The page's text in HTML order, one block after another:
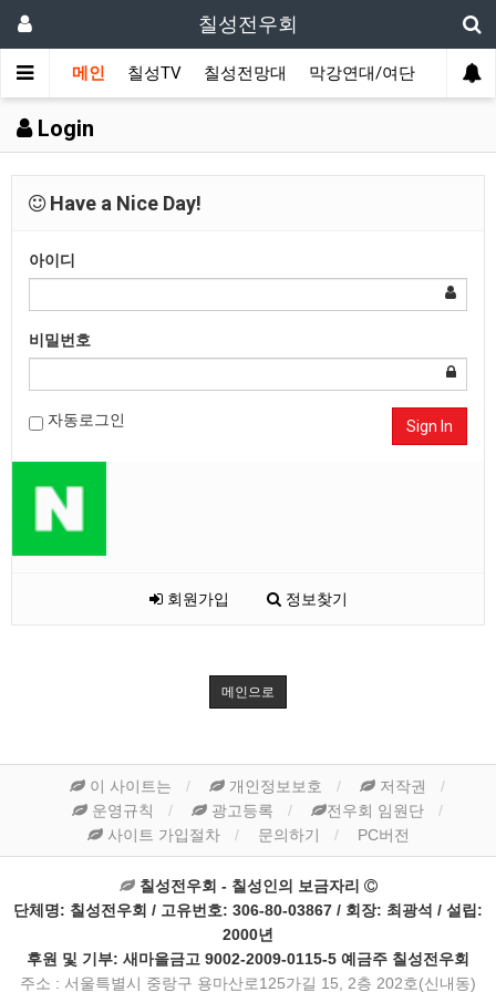
칠성전우회
메인 칠성TV 칠성전망대 막강연대/여단 사단
Login
Have a Nice Day!
아이디
비밀번호
자동로그인 Sign In
회원가입 정보찾기
메인으로
이 사이트는 개인정보보호
저작권
운영규칙
광고등록
전우회 임원단
사이트 가입절차
문의하기 PC버전
칠성전우회 - 칠성인의 보금자리
단체명: 칠성전우회 / 고유번호: 306-80-03867 / 회장: 최광석 / 설립:
2000년
후원 및 기부: 새마을금고 9002-2009-0115-5 예금주 칠성전우회
주소 : 서울특별시 중랑구 용마산로125가길 15, 2층 202호(신내동)